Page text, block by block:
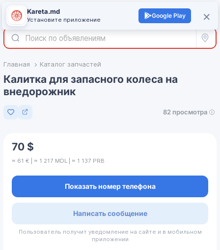
Войти +
Все
Главная Каталог запчастей
Калитка для запасного колеса на
внедорожник
Добавить в избранное
82 просмотра
70 $
≈ 61 € | ≈ 1 217 MDL | ≈ 1 137 PRB
Показать номер телефона
Написать сообщение
Пользователь получит уведомление на сайте и в мобильном
приложении
×
Kareta.md
Установите приложение
Google Play